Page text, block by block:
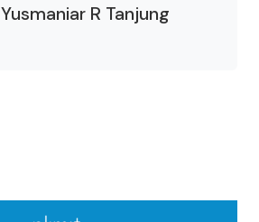
Yusmaniar R Tanjung